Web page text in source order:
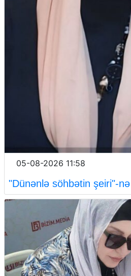
05-08-2026 11:58
"Dünənlə söhbətin şeiri"-nə